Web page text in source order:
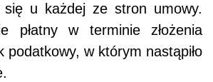
się u każdej ze stron umowy.
płatny w terminie złożenia
podatkowy, w którym nastąpiło